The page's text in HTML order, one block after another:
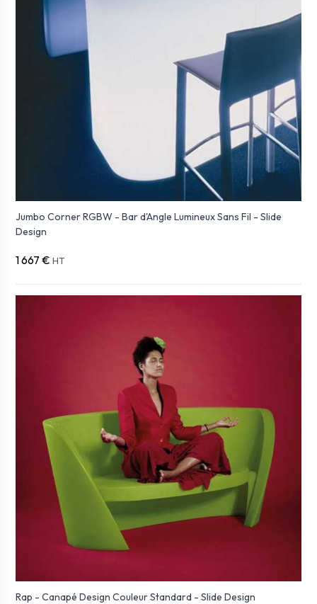
Jumbo Corner RGBW - Bar d'Angle Lumineux Sans Fil - Slide
Design
1 667 € HT
Rap - Canapé Design Couleur Standard - Slide Design